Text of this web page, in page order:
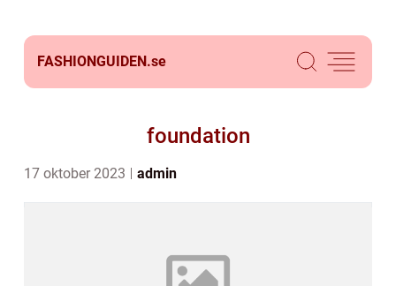
FASHIONGUIDEN.se
foundation
17 oktober 2023 admin